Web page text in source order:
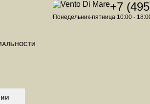
+7
Понедельник-пятница 10:00 -